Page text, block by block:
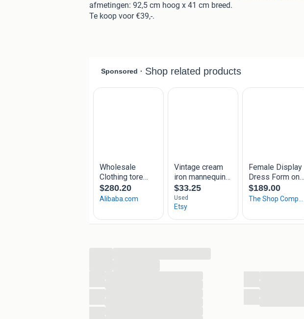
afmetingen: 92,5 cm hoog x 41 cm breed.
Te koop voor €39,-.